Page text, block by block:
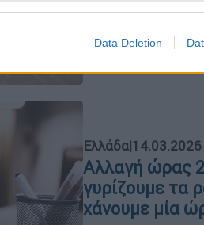
Data Deletion
Μια ανάσα από
Ελλάδα|
Αλλαγή ώρας
γυρίζουμε τα
χάνουμε μία